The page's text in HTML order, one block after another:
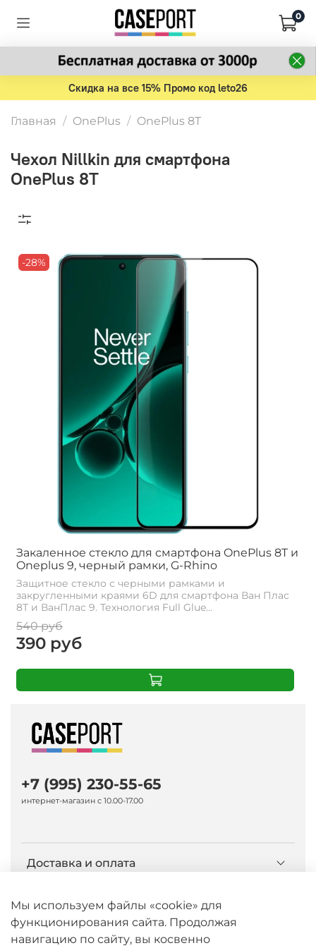
0
Скидка на все 15% Промо код leto26
Главная OnePlus OnePlus 8T
Чехол Nillkin для смартфона
OnePlus 8T
-28%
Закаленное стекло для смартфона OnePlus 8T и
Oneplus 9, черный рамки, G-Rhino
Защитное стекло с черными рамками и
закругленными краями 6D для смартфона Ван Плас
8Т и ВанПлас 9. Технология Full Glue...
540 руб
390 руб
Доставка и оплата
О компании Caseport
Бренд Nillkin
+7 (995) 230-55-65
интернет-магазин с 10.00-17.00
Мы используем файлы «cookie» для
функционирования сайта. Продолжая
навигацию по сайту, вы косвенно